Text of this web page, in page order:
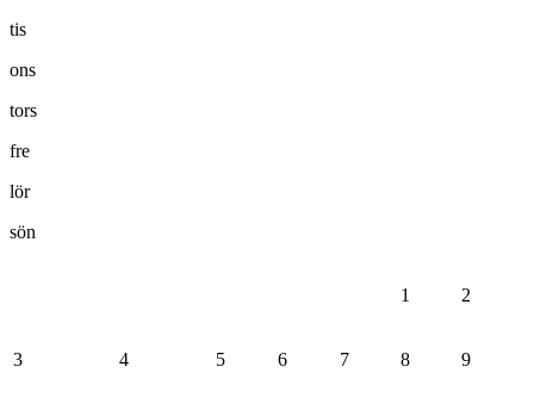
tis
ons
tors
fre
lör
sön
1 2
3 4 5 6 7 8 9